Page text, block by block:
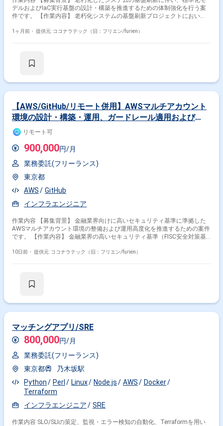
デルおよびIaC実行基盤の設計・構築を推進するための体制強化を行う案
件です。 【作業内容】 老朽化システムの基盤刷新プロジェクトにおい
す。 Oracle WebLogic Serverを中心としたWebシステム基盤の設計・構築
Apache、Tomcat、WebLogic、IISなどのミドルウェア設計・設定および検
ュニケーションを取りながら、ドキュメントを整理しつつ粘り強く作業を
進めていただける方が望ましいです。 新しいツールやプロダクトのキャッ
チアップに前向きに取り組んでいただける方を歓迎いたします。 【ポジシ
ョンの魅力】 大規模な基盤刷新プロジェクトにおいて、標準化モデルや
IaC実行基盤の設計・構築に上流から携わることができます。 WebLogicを
中心としたエンタープライズ向けミドルウェアや、Terraform・Ansibleな
どのIaCツールを実務で活用しながらスキルを高めていただけます。 複数
のOSや各種ミドルウェア、バッチ基盤など幅広い技術要素に触れること
で、インフラアーキテクトとしてのキャリア形成につなげていただけま
す。 【開発環境】 OS：RHEL、OracleLinux、Windows Server WEBAP：
Pacemaker IaC：Terraform、Ansible、ServerSpec
1ヶ月前・ 提供元: ココナラテック（旧：フリエン/furien）
【AWS/GitHub/リモート併用】AWSマルチアカウント
環境の設計・構築・運用、ガードレール適用および
CI/CD標準化推進案件
リモート可
900,000円/月
業務委託(フリーランス)
東京都
AWS
GitHub
インフラエンジニア
作業内容 【募集背景】 金融業界向けに高いセキュリティ基準に準拠した
AWSマルチアカウント環境の整備および運用高度化を推進するための案件
です。 【作業内容】 金融業界の高いセキュリティ基準（FISC安全対策基
びガードレール（SCP等）の適用を行っていただきます。合わせてGitHub
の集約および監視基盤の運用（CloudTrail、GuardDuty、Security Hub
ュリティ要件を意識しながらインフラ設計・運用ができる方や、マルチア
カウント環境やガードレールの設計に主体的に取り組んでいただける方を
求めています。また、GitHubやCI/CDの標準化といった開発基盤の整備に
金融業界向けの高セキュリティ要求を満たすAWSマルチアカウント基盤の
設計・運用に携わることで、クラウドセキュリティやガバナンスの高度な
知見を習得していただけます。CNAPPやIaC、CI/CDなどの最新のクラウド
ネイティブ技術に触れながら、マルチアカウント環境の標準化や自動化を
推進できる点も大きな魅力です。 【開発環境】 AWS Organizations、
CloudTrail、GuardDuty、Security Hub、GitHub、Terraform、
CloudFormation、CI/CDパイプライン（GitHub Actionsなど）を利用した
10日前・ 提供元: ココナラテック（旧：フリエン/furien）
マッチングアプリ/SRE
800,000円/月
業務委託(フリーランス)
東京都
乃木坂駅
Python
Perl Linux Node.js AWS
Docker
Terraform
インフラエンジニア
SRE
作業内容 SLO/SLIの策定、監視・エラー検知の自動化、Terraformを用い